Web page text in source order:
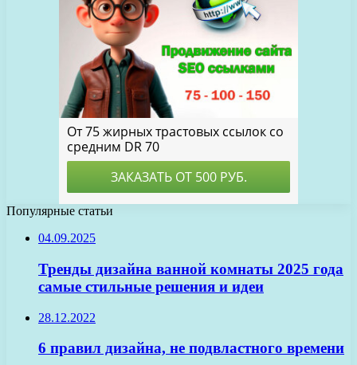
Популярные статьи
04.09.2025
Тренды дизайна ванной комнаты 2025 года
самые стильные решения и идеи
28.12.2022
6 правил дизайна, не подвластного времени